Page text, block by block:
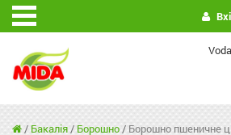
/ Бакалія/ Борошно/ Борошно пшеничне